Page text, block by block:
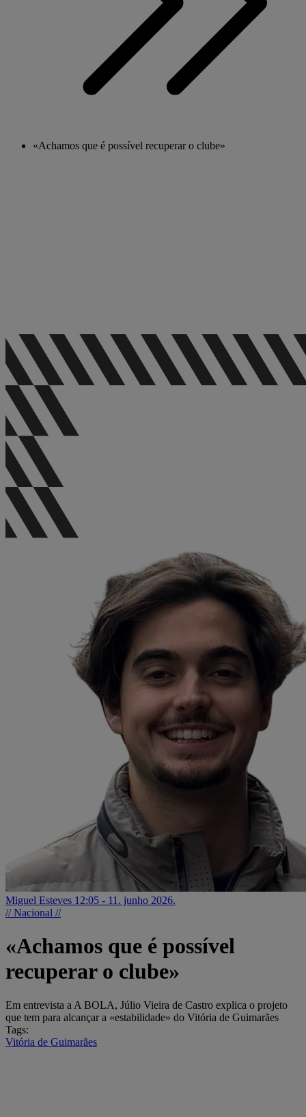
«Achamos que é possível recuperar o clube»
Miguel Esteves 12:05 - 11. junho 2026.
// Nacional //
«Achamos que é possível
recuperar o clube»
Em entrevista a A BOLA, Júlio Vieira de Castro explica o projeto
que tem para alcançar a «estabilidade» do Vitória de Guimarães
Tags:
Vitória de Guimarães